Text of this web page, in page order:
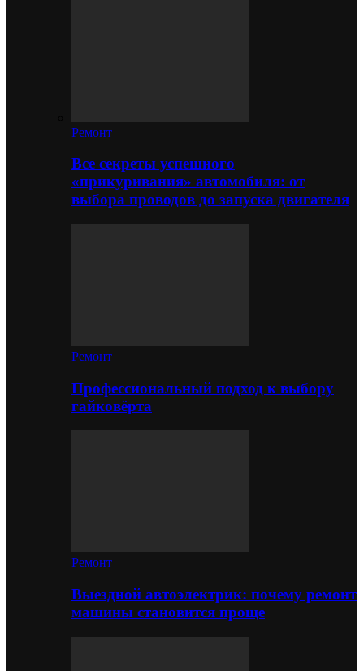
Ремонт
Все секреты успешного
«прикуривания» автомобиля: от
выбора проводов до запуска двигателя
Ремонт
Профессиональный подход к выбору
гайковёрта
Ремонт
Выездной автоэлектрик: почему ремонт
машины становится проще